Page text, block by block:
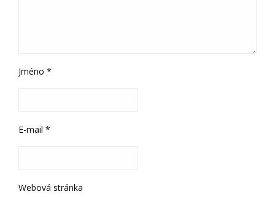
Jméno *
E-mail *
Webová stránka